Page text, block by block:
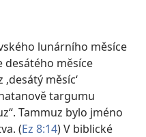
lunárního měsíce
desátého měsíce
měsíc‘
targumu
Tammuz bylo jméno
(Ez 8:14) V biblické